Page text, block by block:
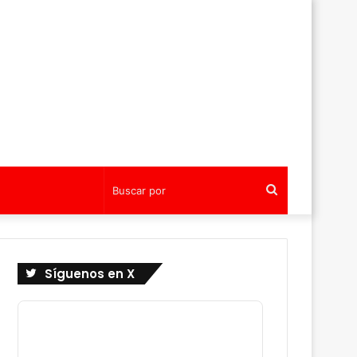
por
Síguenos en X